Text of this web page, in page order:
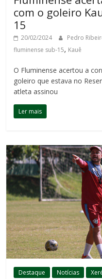
com o goleiro
15
20/02/2024 Pedro
fluminense sub-15, Kauê
O Fluminense acertou a
goleiro que estava no
atleta assinou
Ler mais
Destaque Notícias